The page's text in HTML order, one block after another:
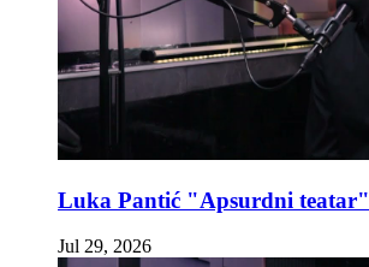
Luka Pantić "Apsurdni teatar"
Jul 29, 2026